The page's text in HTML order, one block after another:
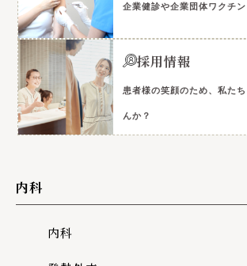
企業健診や企業団体ワクチン
採用情報
患者様の笑顔のため、私た
んか？
内科
内科